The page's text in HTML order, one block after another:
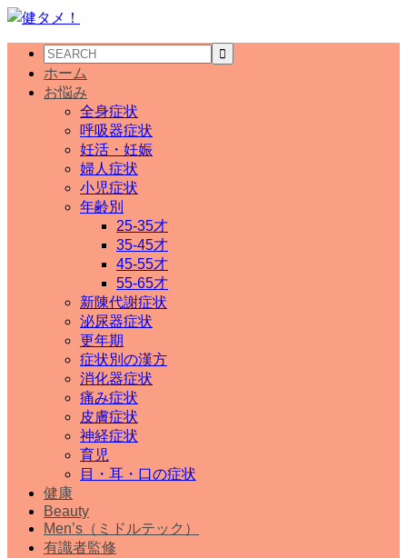
ホーム
お悩み
全身症状
呼吸器症状
妊活・妊娠
婦人症状
小児症状
年齢別
25-35才
35-45才
45-55才
55-65才
新陳代謝症状
泌尿器症状
更年期
症状別の漢方
消化器症状
痛み症状
皮膚症状
神経症状
育児
目・耳・口の症状
健康
Beauty
Men’s（ミドルテック）
有識者監修